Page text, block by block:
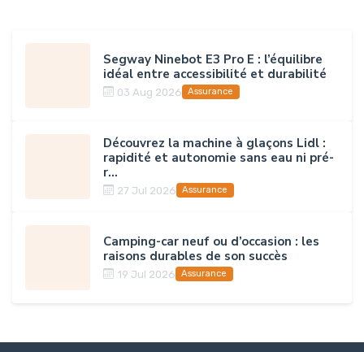
Segway Ninebot E3 Pro E : l’équilibre
idéal entre accessibilité et durabilité
03 Aug 2026 Assurance
Découvrez la machine à glaçons Lidl :
rapidité et autonomie sans eau ni pré-
r...
27 Jul 2026 Assurance
Camping-car neuf ou d’occasion : les
raisons durables de son succès
19 Jul 2026 Assurance